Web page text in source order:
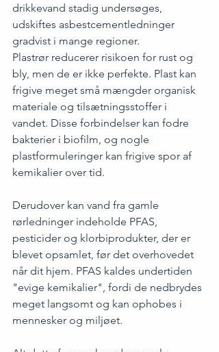
drikkevand stadig undersøges,
udskiftes asbestcementledninger
gradvist i mange regioner.
Plastrør reducerer risikoen for rust og
bly, men de er ikke perfekte. Plast kan
frigive meget små mængder organisk
materiale og tilsætningsstoffer i
vandet. Disse forbindelser kan fodre
bakterier i biofilm, og nogle
plastformuleringer kan frigive spor af
kemikalier over tid.
Derudover kan vand fra gamle
rørledninger indeholde PFAS,
pesticider og klorbiprodukter, der er
blevet opsamlet, før det overhovedet
når dit hjem. PFAS kaldes undertiden
"evige kemikalier", fordi de nedbrydes
meget langsomt og kan ophobes i
mennesker og miljøet.